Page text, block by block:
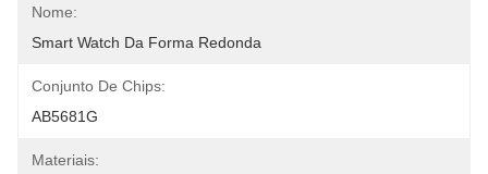
Nome:
Smart Watch Da Forma Redonda
Conjunto De Chips:
AB5681G
Materiais: